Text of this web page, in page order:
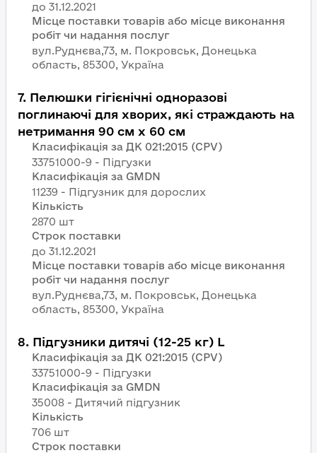
Місце поставки товарів або місце виконання
робіт чи надання послуг
вул.Руднєва,73, м. Покровськ, Донецька
область, 85300, Україна
7. Пелюшки гігієнічні одноразові
поглинаючі для хворих, які страждають на
нетримання 90 см х 60 см
Класифікація за ДК 021:2015 (CPV)
33751000-9 - Підгузки
Класифікація за GMDN
11239 - Підгузник для дорослих
Кількість
2870 шт
Строк поставки
Місце поставки товарів або місце виконання
робіт чи надання послуг
вул.Руднєва,73, м. Покровськ, Донецька
область, 85300, Україна
8. Підгузники дитячі (12-25 кг) L
Класифікація за ДК 021:2015 (CPV)
33751000-9 - Підгузки
Класифікація за GMDN
35008 - Дитячий підгузник
Кількість
706 шт
Строк поставки